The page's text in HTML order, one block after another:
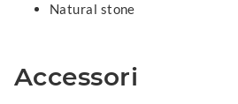
Natural stone
Accessori